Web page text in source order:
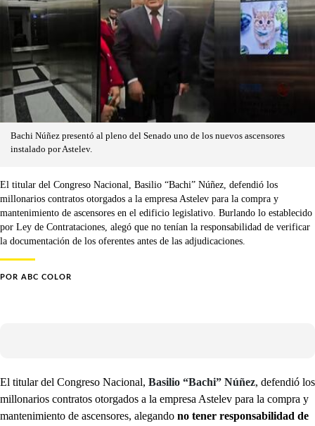
Bachi Núñez presentó al pleno del Senado uno de los nuevos ascensores
instalado por Astelev.
El titular del Congreso Nacional, Basilio “Bachi” Núñez, defendió los
millonarios contratos otorgados a la empresa Astelev para la compra y
mantenimiento de ascensores en el edificio legislativo. Burlando lo establecido
por Ley de Contrataciones, alegó que no tenían la responsabilidad de verificar
la documentación de los oferentes antes de las adjudicaciones.
POR ABC COLOR
El titular del Congreso Nacional, Basilio “Bachi” Núñez, defendió los
millonarios contratos otorgados a la empresa Astelev para la compra y
mantenimiento de ascensores, alegando no tener responsabilidad de